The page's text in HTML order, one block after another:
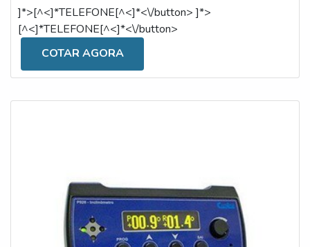
custo torna-se o fator de menor relevância quando
comparado aos benefícios propiciados pelo uso do
acionamento de alar
]*>[^<]*TELEFONE[^<]*<\/button>]*>
[^<]*TELEFONE[^<]*<\/button>
COTAR AGORA